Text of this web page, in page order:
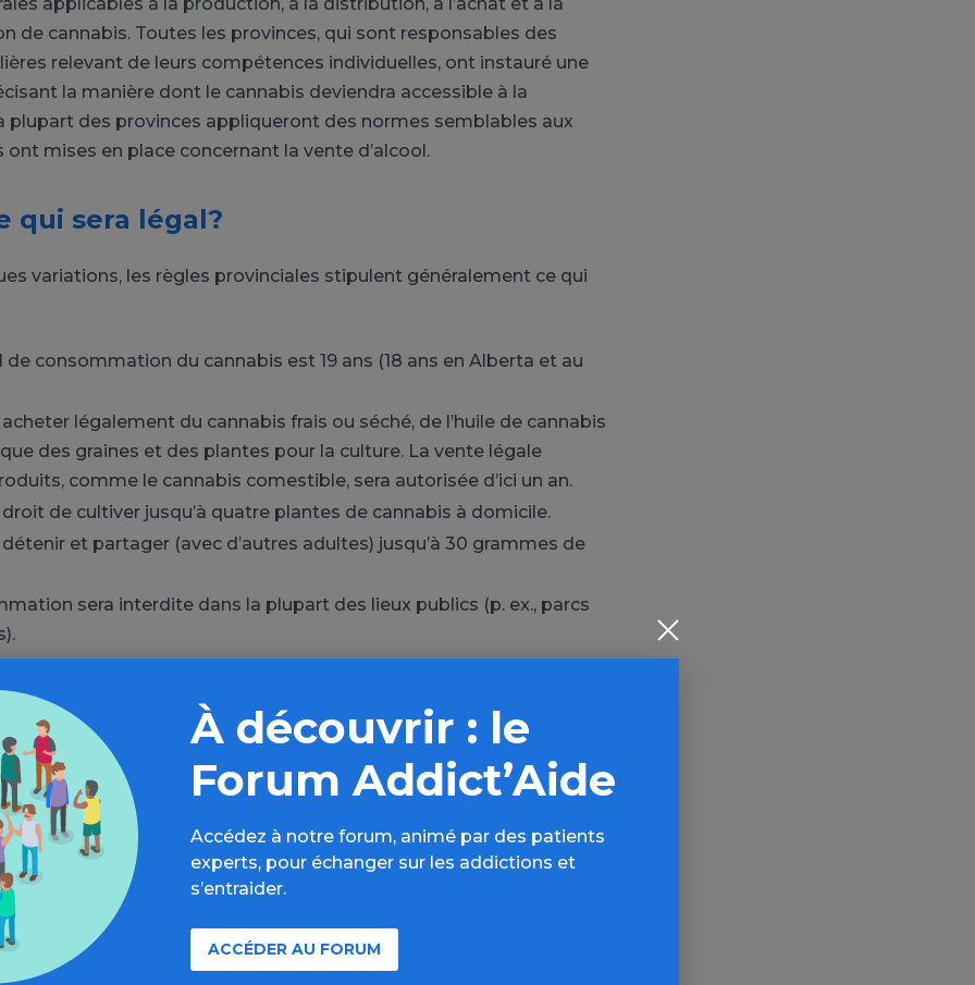
de cannabis. Toutes les provinces, qui sont responsables des
relevant de leurs compétences individuelles, ont instauré une
la manière dont le cannabis deviendra accessible à la
plupart des provinces appliqueront des normes semblables aux
ont mises en place concernant la vente d’alcool.
qui sera légal?
variations, les règles provinciales stipulent généralement ce qui
de consommation du cannabis est 19 ans (18 ans en Alberta et au
légalement du cannabis frais ou séché, de l’huile de cannabis
des graines et des plantes pour la culture. La vente légale
comme le cannabis comestible, sera autorisée d’ici un an.
droit de cultiver jusqu’à quatre plantes de cannabis à domicile.
et partager (avec d’autres adultes) jusqu’à 30 grammes de
sera interdite dans la plupart des lieux publics (p. ex., parcs
À découvrir : le
Forum Addict’Aide
Accédez à notre forum, animé par des patients
experts, pour échanger sur les addictions et
s’entraider.
ACCÉDER AU FORUM